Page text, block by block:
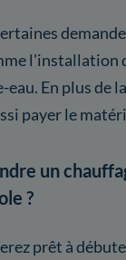
l'installation
eau. En plus de
payer le
un
?
prêt à